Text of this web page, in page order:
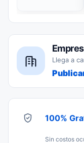
Llega a
100%
Sin costos